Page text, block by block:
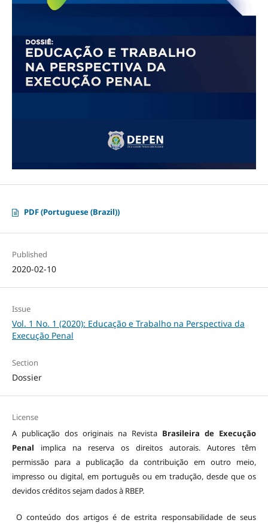
PDF (Portuguese (Brazil))
Published
2020-02-10
Issue
Vol. 1 No. 1 (2020): Educação e Trabalho na Perspectiva da
Execução Penal
Section
Dossier
License
A publicação dos originais na Revista Brasileira de Execução
Penal implica na reserva os direitos autorais. Autores têm
permissão para a publicação da contribuição em outro meio,
impresso ou digital, em português ou em tradução, desde que os
devidos créditos sejam dados à RBEP.
O conteúdo dos artigos é de estrita responsabilidade de seus